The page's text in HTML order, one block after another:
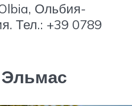
Ольбия-
Тел.: +39 0789